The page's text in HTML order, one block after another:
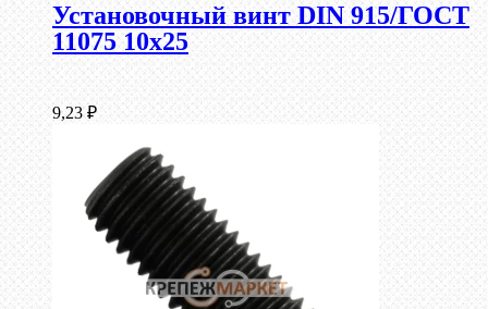
Установочный винт DIN 915/ГОСТ
11075 10х25
9,23 ₽